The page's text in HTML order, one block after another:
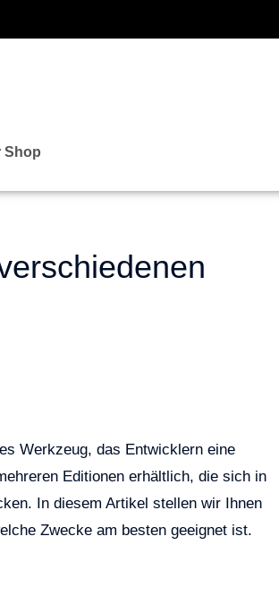
Shop
Werkzeug, das Entwicklern eine
Editionen erhältlich, die sich in
In diesem Artikel stellen wir Ihnen
Zwecke am besten geeignet ist.